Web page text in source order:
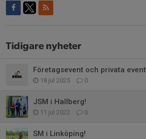
Tidigare nyheter
Företagsevent och privata event
18 jul 2025 0
JSM i Hallberg!
11 jul 2022 0
SM i Linköping!